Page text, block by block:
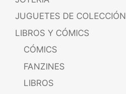
JUGUETES DE COLECCIÓN
LIBROS Y CÓMICS
CÓMICS
FANZINES
LIBROS